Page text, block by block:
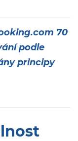
70
podle
principy